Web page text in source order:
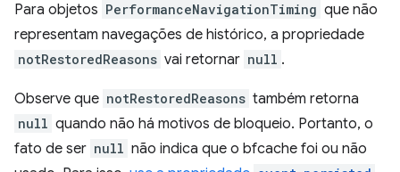
Para objetos PerformanceNavigationTiming que não
representam navegações de histórico, a propriedade
notRestoredReasons vai retornar null .
Observe que notRestoredReasons também retorna
null quando não há motivos de bloqueio. Portanto, o
fato de ser null não indica que o bfcache foi ou não